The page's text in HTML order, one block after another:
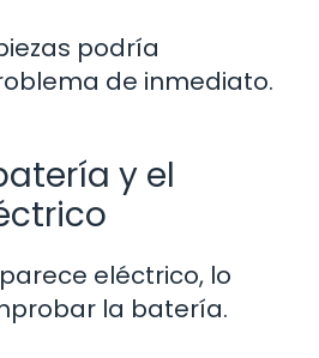
podría
de inmediato.
y el
eléctrico, lo
la batería.